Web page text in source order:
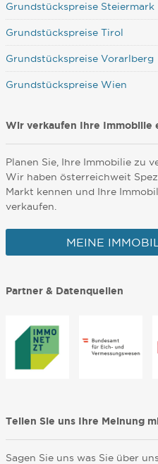
Grundstückspreise Steiermark
Grundstückspreise Tirol
Grundstückspreise Vorarlberg
Grundstückspreise Wien
Wir verkaufen Ihre Immobilie
Planen Sie, Ihre Immobilie zu
Wir haben österreichweit
Markt kennen und Ihre
verkaufen.
MEINE
Partner & Datenquellen
Teilen Sie uns Ihre Meinung
Sagen Sie uns was Sie über